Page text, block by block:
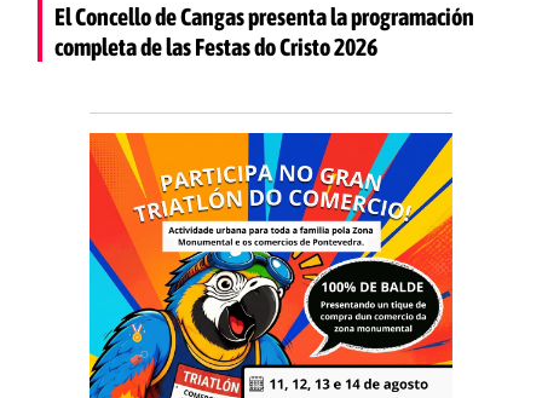
El Concello de Cangas presenta la programación
completa de las Festas do Cristo 2026